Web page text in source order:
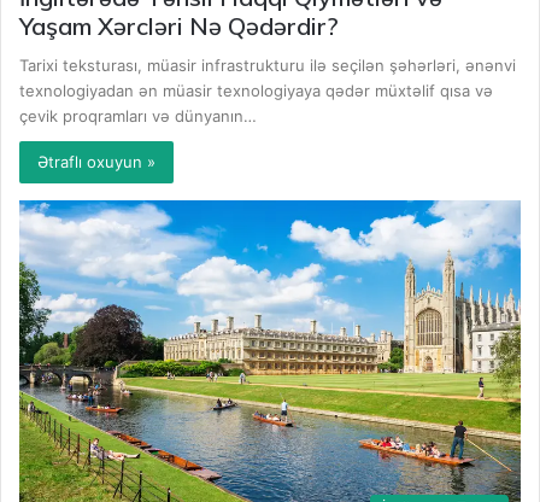
Yaşam Xərcləri Nə Qədərdir?
Tarixi teksturası, müasir infrastrukturu ilə seçilən şəhərləri, ənənvi
texnologiyadan ən müasir texnologiyaya qədər müxtəlif qısa və
çevik proqramları və dünyanın…
Ətraflı oxuyun »